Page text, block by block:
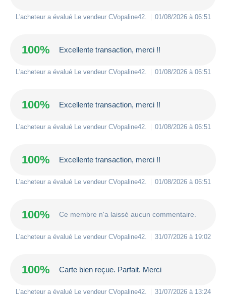
L'acheteur a évalué Le vendeur CVopaline42 01/08/2026 à 06:51
100% Excellente transaction, merci !!
L'acheteur a évalué Le vendeur CVopaline42 01/08/2026 à 06:51
100% Excellente transaction, merci !!
L'acheteur a évalué Le vendeur CVopaline42 01/08/2026 à 06:51
100% Excellente transaction, merci !!
L'acheteur a évalué Le vendeur CVopaline42 01/08/2026 à 06:51
100% Ce membre n'a laissé aucun commentaire.
L'acheteur a évalué Le vendeur CVopaline42 31/07/2026 à 19:02
100% Carte bien reçue. Parfait. Merci
L'acheteur a évalué Le vendeur CVopaline42 31/07/2026 à 13:24